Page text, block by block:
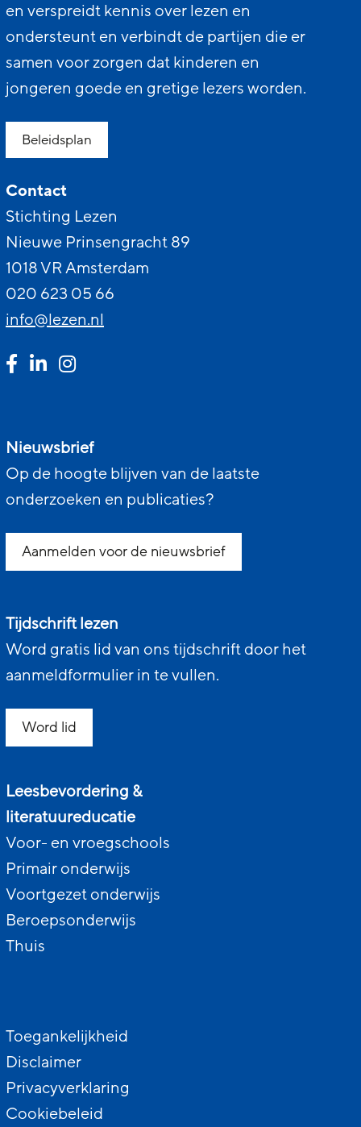
en verspreidt kennis over lezen en
ondersteunt en verbindt de partijen die er
samen voor zorgen dat kinderen en
jongeren goede en gretige lezers worden.
Beleidsplan
Contact
Stichting Lezen
Nieuwe Prinsengracht 89
1018 VR Amsterdam
020 623 05 66
info@lezen.nl
Nieuwsbrief
Op de hoogte blijven van de laatste
onderzoeken en publicaties?
Aanmelden voor de nieuwsbrief
Tijdschrift lezen
Word gratis lid van ons tijdschrift door het
aanmeldformulier in te vullen.
Word lid
Leesbevordering &
literatuureducatie
Voor- en vroegschools
Primair onderwijs
Voortgezet onderwijs
Beroepsonderwijs
Thuis
Toegankelijkheid
Disclaimer
Privacyverklaring
Cookiebeleid